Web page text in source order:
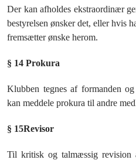
Der kan afholdes ekstraordinær
bestyrelsen ønsker det, eller hvis
fremsætter ønske herom.
§ 14 Prokura
Klubben tegnes af formanden
kan meddele prokura til andre
§ 15Revisor
Til kritisk og talmæssig revision